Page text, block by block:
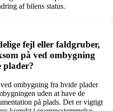
af bilens status.
fejl eller faldgruber,
på ved ombygning
plader?
ombygning fra hvide plader
uden at have de
på plads. Det er vigtigt